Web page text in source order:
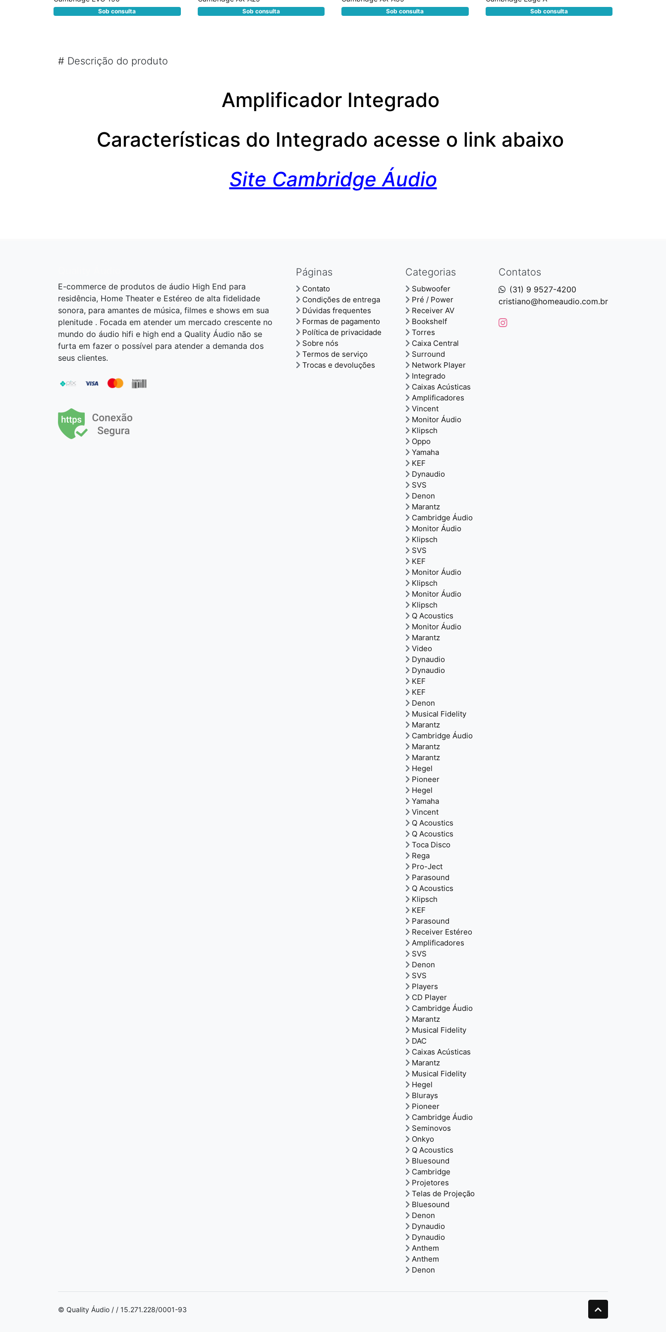
Sob consulta Sob consulta Sob consulta Sob consulta
# Descrição do produto
Amplificador Integrado
Características do Integrado acesse o link abaixo
Site Cambridge Áudio
Contatos
(31) 9 9527-4200
cristiano@homeaudio.com.br
Páginas
Contato
Condições de entrega
Dúvidas frequentes
Formas de pagamento
Política de privacidade
Sobre nós
Termos de serviço
Trocas e devoluções
Categorias
Subwoofer
Pré / Power
Receiver AV
Bookshelf
Torres
Caixa Central
Surround
Network Player
Integrado
Caixas Acústicas
Amplificadores
Vincent
Monitor Áudio
Klipsch
Oppo
Yamaha
KEF
Dynaudio
SVS
Denon
Marantz
Cambridge Áudio
Monitor Áudio
Klipsch
SVS
KEF
Monitor Áudio
Klipsch
Monitor Áudio
Klipsch
Q Acoustics
Monitor Áudio
Marantz
Video
Dynaudio
Dynaudio
KEF
KEF
Denon
Musical Fidelity
Marantz
Cambridge Áudio
Marantz
Marantz
Hegel
Pioneer
Hegel
Yamaha
Vincent
Q Acoustics
Q Acoustics
Toca Disco
Rega
Pro-Ject
Parasound
Q Acoustics
Klipsch
KEF
Parasound
Receiver Estéreo
Amplificadores
SVS
Denon
SVS
Players
CD Player
Cambridge Áudio
Marantz
Musical Fidelity
DAC
Caixas Acústicas
Marantz
Musical Fidelity
Hegel
Blurays
Pioneer
Cambridge Áudio
Seminovos
Onkyo
Q Acoustics
Bluesound
Cambridge
Projetores
Telas de Projeção
Bluesound
Denon
Dynaudio
Dynaudio
Anthem
Anthem
Denon
E-commerce de produtos de áudio High End para
residência, Home Theater e Estéreo de alta fidelidade
sonora, para amantes de música, filmes e shows em sua
plenitude . Focada em atender um mercado crescente no
mundo do áudio hifi e high end a Quality Áudio não se
furta em fazer o possível para atender a demanda dos
seus clientes.
© Quality Áudio / / 15.271.228/0001-93